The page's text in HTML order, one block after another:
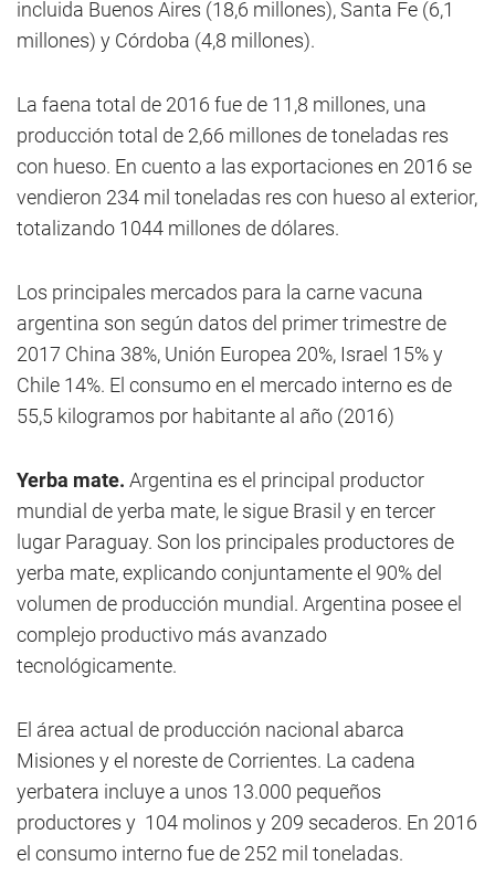
incluida Buenos Aires (18,6 millones), Santa Fe (6,1
millones) y Córdoba (4,8 millones).
La faena total de 2016 fue de 11,8 millones, una
producción total de 2,66 millones de toneladas res
con hueso. En cuento a las exportaciones en 2016 se
vendieron 234 mil toneladas res con hueso al exterior,
totalizando 1044 millones de dólares.
Los principales mercados para la carne vacuna
argentina son según datos del primer trimestre de
2017 China 38%, Unión Europea 20%, Israel 15% y
Chile 14%. El consumo en el mercado interno es de
55,5 kilogramos por habitante al año (2016)
Yerba mate. Argentina es el principal productor
mundial de yerba mate, le sigue Brasil y en tercer
lugar Paraguay. Son los principales productores de
yerba mate, explicando conjuntamente el 90% del
volumen de producción mundial. Argentina posee el
complejo productivo más avanzado
tecnológicamente.
El área actual de producción nacional abarca
Misiones y el noreste de Corrientes. La cadena
yerbatera incluye a unos 13.000 pequeños
productores y 104 molinos y 209 secaderos. En 2016
el consumo interno fue de 252 mil toneladas.